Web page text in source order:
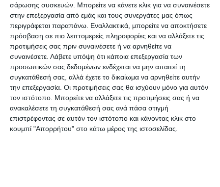
σάρωσης συσκευών. Μπορείτε να κάνετε κλικ για να συναινέσετε
στην επεξεργασία από εμάς και τους συνεργάτες μας όπως
περιγράφεται παραπάνω. Εναλλακτικά, μπορείτε να αποκτήσετε
πρόσβαση σε πιο λεπτομερείς πληροφορίες και να αλλάξετε τις
προτιμήσεις σας πριν συναινέσετε ή να αρνηθείτε να
συναινέσετε. Λάβετε υπόψη ότι κάποια επεξεργασία των
προσωπικών σας δεδομένων ενδέχεται να μην απαιτεί τη
συγκατάθεσή σας, αλλά έχετε το δικαίωμα να αρνηθείτε αυτήν
την επεξεργασία. Οι προτιμήσεις σας θα ισχύουν μόνο για αυτόν
τον ιστότοπο. Μπορείτε να αλλάξετε τις προτιμήσεις σας ή να
ανακαλέσετε τη συγκατάθεσή σας ανά πάσα στιγμή
επιστρέφοντας σε αυτόν τον ιστότοπο και κάνοντας κλικ στο
κουμπί "Απορρήτου" στο κάτω μέρος της ιστοσελίδας.
Πρόκειται για μια στοχευμένη δημόσια στήριξη, η
οποία εντάσσεται στο Ε.Π. «Ανταγωνιστικότητα,
Επιχειρηματικότητα και Καινοτομία»,
χρηματοδοτείται δε με πόρους της Ελλάδας και
της Ευρωπαϊκής Ενωσης (Ευρωπαϊκό Ταμείο
Περιφερειακής Ανάπτυξης – ΕΤΠΑ REACT EU).
Η συνολική δημόσια δαπάνη ανέρχεται σε
26.000.000 ευρώ και κατανέμεται ενδεικτικά σε
20.000.000 ευρώ για μικρομεσαίες επιχειρήσεις